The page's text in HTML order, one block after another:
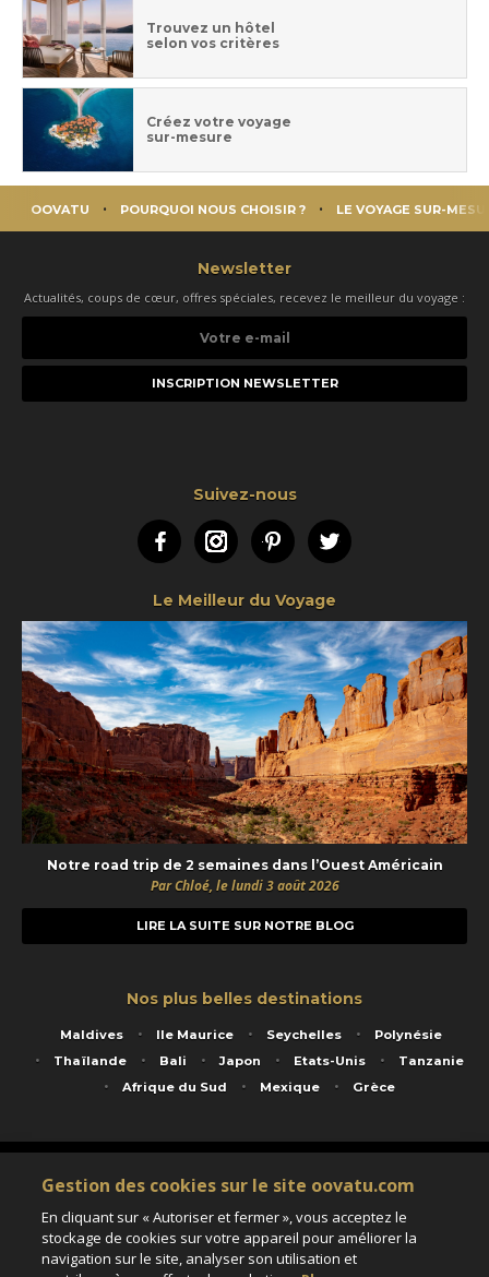
Trouvez un hôtel
selon vos critères
Créez votre voyage
sur-mesure
OOVATU POURQUOI NOUS CHOISIR ? LE VOYAGE SUR-
Newsletter
Actualités, coups de cœur, offres spéciales, recevez le meilleur du voyage :
e-
Suivez-nous
FacebookInstagramPinterestTwitter
Le Meilleur du Voyage
Notre road trip de 2 semaines dans l’Ouest Américain
Par Chloé, le lundi 3 août 2026
LIRE LA SUITE SUR NOTRE BLOG
Nos plus belles destinations
Maldives Ile Maurice Seychelles
Polynésie
Thaïlande
Bali Japon Etats-Unis
Tanzanie
Afrique du Sud
Mexique Grèce
Service animé par Nautil Voyages - 22 rue Georges Picquart 75017 Paris - S.A.S
au capital de 155 696 euros - RCS Paris B 423 671 973 - Code APE 7911Z
Matricule Atout France IM075100020 - Garantie financière Groupama - Agrément IATA
Assurance responsabilité civile et professionnelle HISCOX RCP0081066
Gestion des cookies sur le site oovatu.com
En cliquant sur « Autoriser et fermer », vous acceptez le
stockage de cookies sur votre appareil pour améliorer la
navigation sur le site, analyser son utilisation et